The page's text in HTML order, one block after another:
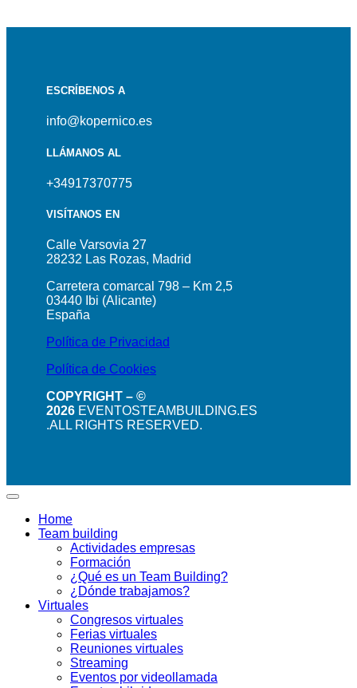
ESCRÍBENOS A
info@kopernico.es
LLÁMANOS AL
+34917370775
VISÍTANOS EN
Calle Varsovia 27
28232 Las Rozas, Madrid
Carretera comarcal 798 – Km 2,5
03440 Ibi (Alicante)
España
Política de Privacidad
Política de Cookies
COPYRIGHT – ©
2026 EVENTOSTEAMBUILDING.ES
.ALL RIGHTS RESERVED.
Home
Team building
Actividades empresas
Formación
¿Qué es un Team Building?
¿Dónde trabajamos?
Virtuales
Congresos virtuales
Ferias virtuales
Reuniones virtuales
Streaming
Eventos por videollamada